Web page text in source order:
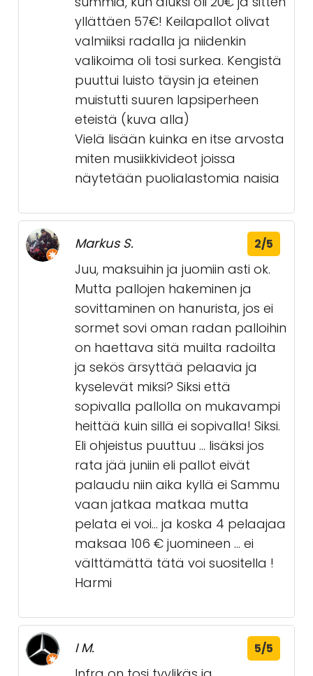
yllättäen 57€! Keilapallot olivat
valmiiksi radalla ja niidenkin
valikoima oli tosi surkea. Kengistä
puuttui luisto täysin ja eteinen
muistutti suuren lapsiperheen
eteistä (kuva alla)
Vielä lisään kuinka en itse arvosta
miten musiikkivideot joissa
näytetään puolialastomia naisia
Markus S. 2/5
Juu, maksuihin ja juomiin asti ok.
Mutta pallojen hakeminen ja
sovittaminen on hanurista, jos ei
sormet sovi oman radan palloihin
on haettava sitä muilta radoilta
ja sekös ärsyttää pelaavia ja
kyselevät miksi? Siksi että
sopivalla pallolla on mukavampi
heittää kuin sillä ei sopivalla! Siksi.
Eli ohjeistus puuttuu … lisäksi jos
rata jää juniin eli pallot eivät
palaudu niin aika kyllä ei Sammu
vaan jatkaa matkaa mutta
pelata ei voi… ja koska 4 pelaajaa
maksaa 106 € juomineen … ei
välttämättä tätä voi suositella !
Harmi
I M. 5/5